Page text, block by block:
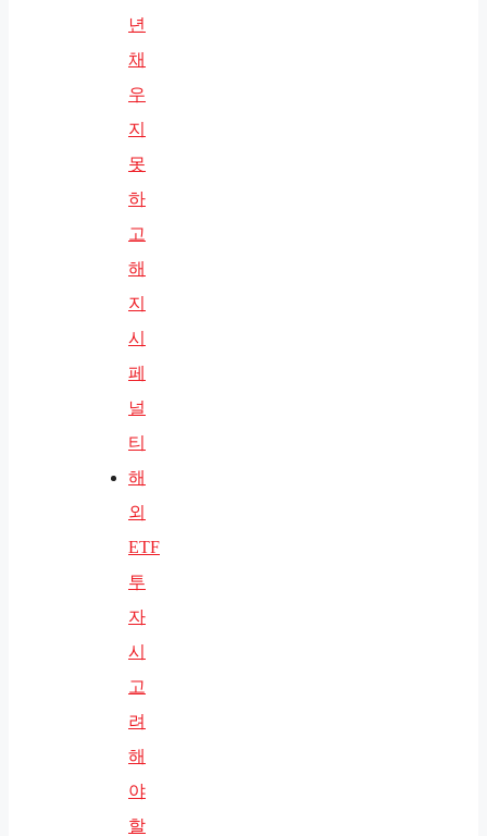
년
채
우
지
못
하
고
해
지
시
페
널
티
해
외
ETF
투
자
시
고
려
해
야
할